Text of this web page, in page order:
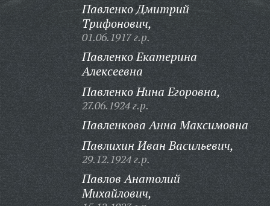
Павленко Дмитрий
Трифонович,
01.06.1917 г.р.
Павленко Екатерина
Алексеевна
Павленко Нина Егоровна,
27.06.1924 г.р.
Павленкова Анна Максимовна
Павлихин Иван Васильевич,
29.12.1924 г.р.
Павлов Анатолий
Михайлович,